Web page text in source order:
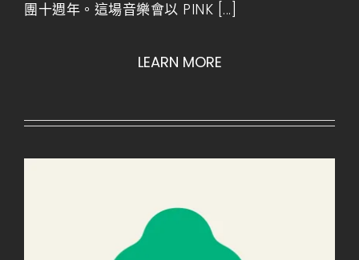
團十週年。這場音樂會以 PINK [...]
LEARN MORE